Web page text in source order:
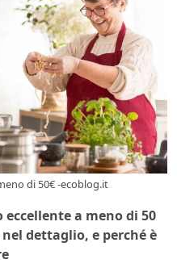
di 50€ -ecoblog.it
eccellente a meno di 50
dettaglio, e perché è